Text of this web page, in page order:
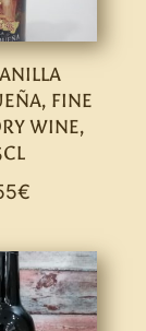
FINE
WINE,
€